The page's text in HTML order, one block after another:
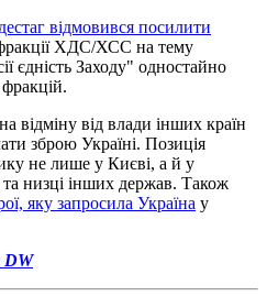
відмовився посилити
ХДС/ХСС на тему
єдність Заходу" одностайно
відміну від влади інших країн
зброю Україні. Позиція
не лише у Києві, а й у
та низці інших держав. Також
яку запросила Україна у
DW